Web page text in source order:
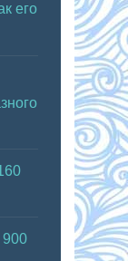
его
900